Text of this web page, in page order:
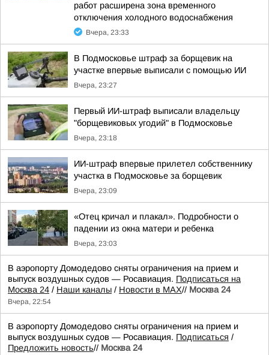
работ расширена зона временного
отключения холодного водоснабжения
Вчера, 23:33
В Подмосковье штраф за борщевик на
участке впервые выписали с помощью ИИ
Вчера, 23:27
Первый ИИ-штраф выписали владельцу
"борщевиковых угодий" в Подмосковье
Вчера, 23:18
ИИ-штраф впервые прилетел собственнику
участка в Подмосковье за борщевик
Вчера, 23:09
«Отец кричал и плакал». Подробности о
падении из окна матери и ребенка
Вчера, 23:03
В аэропорту Домодедово сняты ограничения на прием и
выпуск воздушных судов — Росавиация. Подписаться на
Москва 24 / Наши каналы / Новости в MAX// Москва 24
Вчера, 22:54
В аэропорту Домодедово сняты ограничения на прием и
выпуск воздушных судов — Росавиация. Подписаться /
Предложить новость// Москва 24